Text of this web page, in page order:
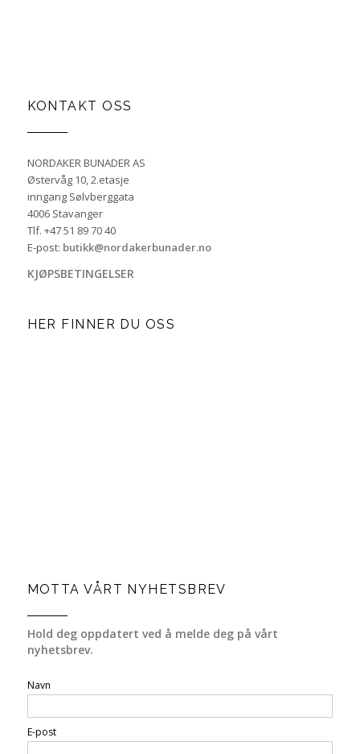
KONTAKT OSS
NORDAKER BUNADER AS
Østervåg 10, 2.etasje
inngang Sølvberggata
4006 Stavanger
Tlf. +47 51 89 70 40
E-post: butikk@nordakerbunader.no
KJØPSBETINGELSER
HER FINNER DU OSS
MOTTA VÅRT NYHETSBREV
Hold deg oppdatert ved å melde deg på vårt
nyhetsbrev.
Navn
E-post